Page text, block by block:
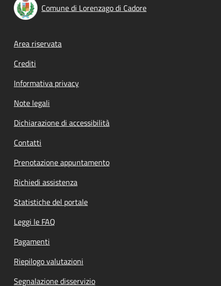
Comune di Lorenzago di Cadore
Footer menu
Area riservata
Crediti
Informativa privacy
Note legali
Dichiarazione di accessibilità
Contatti
Prenotazione appuntamento
Richiedi assistenza
Statistiche del portale
Leggi le FAQ
Pagamenti
Riepilogo valutazioni
Segnalazione disservizio